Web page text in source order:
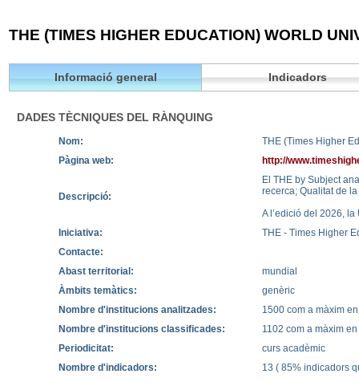
THE (TIMES HIGHER EDUCATION) WORLD
Informació general Indicadors
DADES TÈCNIQUES DEL RÀNQUING
Nom:
THE (Times Higher
Pàgina web:
http://
Descripció:
El THE by Subject
recerca; Qualitat de
A l’edició del 2026,
Iniciativa:
THE - Times Higher
Contacte:
Abast territorial:
mundial
Àmbits temàtics:
genèric
Nombre d'institucions analitzades:
1500 com a màxim
Nombre d'institucions classificades:
1102 com a màxim
Periodicitat:
curs acadèmic
Nombre d'indicadors:
13 ( 85% indicadors